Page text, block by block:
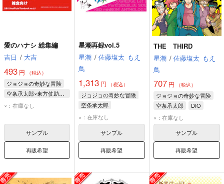
愛のハナシ 総集編
吉日 / 大吉
493 円 （税込）
ジョジョの奇妙な冒険
空条承太郎×東方仗助、東方仗助×空条承太郎
空条承太郎
×：在庫なし
サンプル
再販希望
星潮再録vol.5
星潮 / 佐藤塩太 もえ
鳥
1,313 円 （税込）
ジョジョの奇妙な冒険
空条承太郎
ジョセフ・ジョースター
DIO
×：在庫なし
サンプル
再販希望
THE THIRD
星潮 / 佐藤塩太 もえ
鳥
707円 （税込）
ジョジョの奇妙な冒険
空条承太郎
DIO
花京院典明
×：在庫なし
サンプル
再販希望